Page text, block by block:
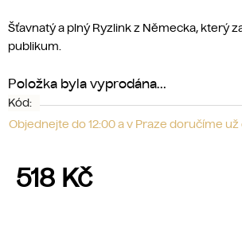
Šťavnatý a plný Ryzlink z Německa, který
publikum.
Položka byla vyprodána…
Kód:
Objednejte do 12:00 a v Praze doručíme
518 Kč